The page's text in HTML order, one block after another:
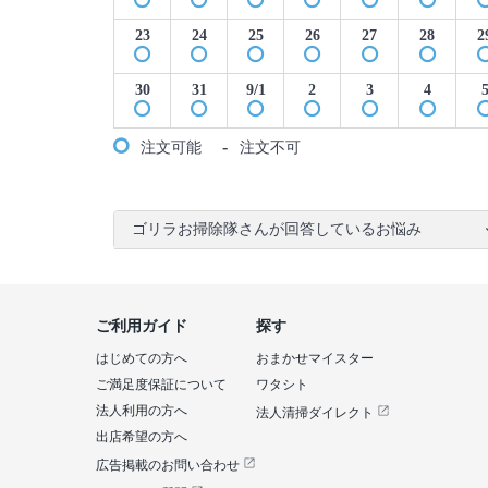
23 24 25 26 27 28
30 31 9/1 2 3 4 5
注文可能 - 注文不可
ゴリラお掃除隊さんが回答しているお悩み
探す
おまかせマイスター
ワタシト
法人清掃ダイレクト
ご利用ガイド
はじめての方へ
ご満足度保証について
法人利用の方へ
出店希望の方へ
広告掲載のお問い合わせ